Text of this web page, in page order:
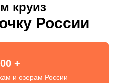
круиз
России
+
и озерам России